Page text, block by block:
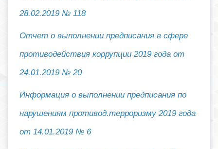
28.02.2019 № 118
Отчет о выполнении предписания в сфере
противодействия коррупции 2019 года от
24.01.2019 № 20
Информация о выполнении предписания по
нарушениям противод.терроризму2019 года
от 14.01.2019 № 6